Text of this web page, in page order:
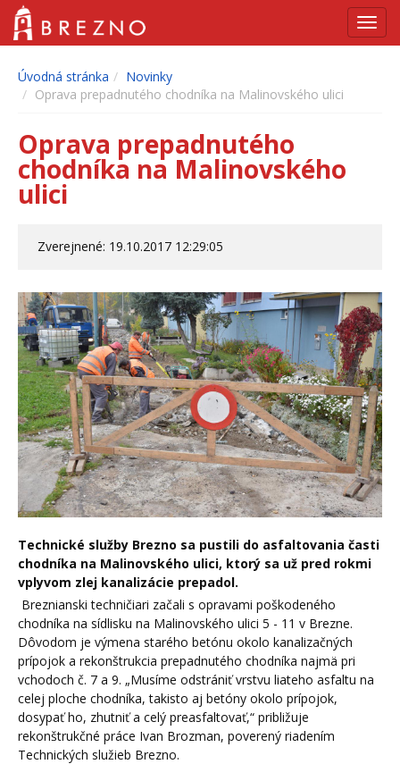
Úvodná stránka
Novinky
Oprava prepadnutého chodníka na Malinovského ulici
Oprava prepadnutého
chodníka na Malinovského
ulici
Zverejnené: 19.10.2017 12:29:05
Technické služby Brezno sa pustili do asfaltovania časti
chodníka na Malinovského ulici, ktorý sa už pred rokmi
vplyvom zlej kanalizácie prepadol.
Breznianski techničiari začali s opravami poškodeného
chodníka na sídlisku na Malinovského ulici 5 - 11 v Brezne.
Dôvodom je výmena starého betónu okolo kanalizačných
prípojok a rekonštrukcia prepadnutého chodníka najmä pri
vchodoch č. 7 a 9. „Musíme odstrániť vrstvu liateho asfaltu na
celej ploche chodníka, takisto aj betóny okolo prípojok,
dosypať ho, zhutniť a celý preasfaltovať,“ približuje
rekonštrukčné práce Ivan Brozman, poverený riadením
Technických služieb Brezno.